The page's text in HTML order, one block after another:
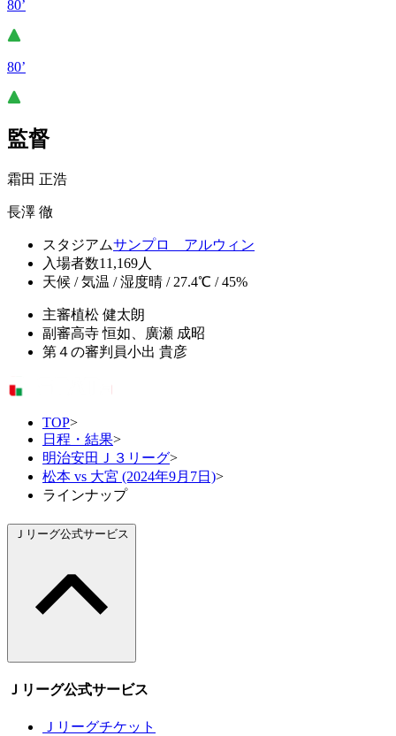
80’
80’
監督
霜田 正浩
長澤 徹
スタジアムサンプロ アルウィン
入場者数11,169人
天候 / 気温 / 湿度晴 / 27.4℃ / 45%
主審植松 健太朗
副審高寺 恒如、廣瀬 成昭
第４の審判員小出 貴彦
TOP>
日程・結果>
明治安田Ｊ３リーグ>
松本 vs 大宮 (2024年9月7日)>
ラインナップ
Ｊリーグ公式サービス
Ｊリーグ公式サービス
Ｊリーグチケット